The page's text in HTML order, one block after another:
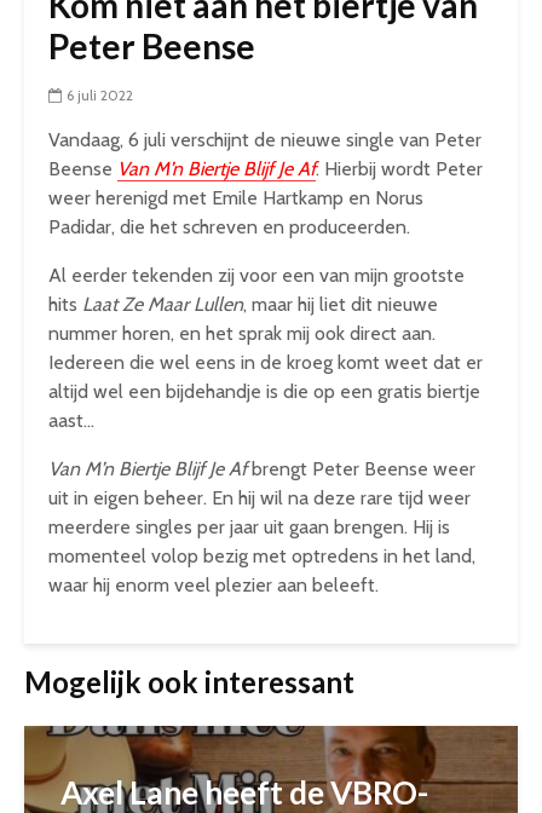
Peter Beense
6 juli 2022
Vandaag, 6 juli verschijnt de nieuwe single van Peter
Beense Van M’n Biertje Blijf Je Af. Hierbij wordt Peter
weer herenigd met Emile Hartkamp en Norus
Padidar, die het schreven en produceerden.
Al eerder tekenden zij voor een van mijn grootste
hits Laat Ze Maar Lullen, maar hij liet dit nieuwe
nummer horen, en het sprak mij ook direct aan.
Iedereen die wel eens in de kroeg komt weet dat er
altijd wel een bijdehandje is die op een gratis biertje
aast…
Van M’n Biertje Blijf Je Afbrengt Peter Beense weer
uit in eigen beheer. En hij wil na deze rare tijd weer
meerdere singles per jaar uit gaan brengen. Hij is
momenteel volop bezig met optredens in het land,
waar hij enorm veel plezier aan beleeft.
Mogelijk ook interessant
Axel Lane heeft de VBRO-